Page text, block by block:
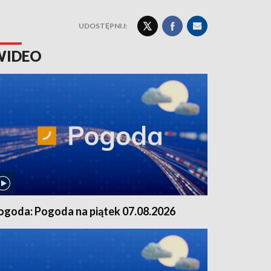
UDOSTĘPNIJ:
Pogoda na piątek 07.08.2026